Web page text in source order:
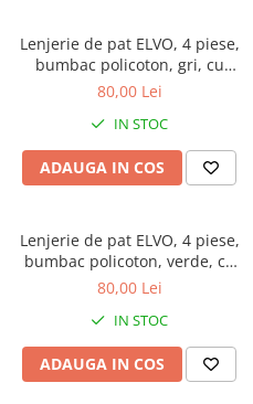
Lenjerie de pat ELVO, 4 piese,
bumbac policoton, gri, cu
carouri
80,00 Lei
IN STOC
ADAUGA IN COS
Lenjerie de pat ELVO, 4 piese,
bumbac policoton, verde, cu
animal print si forme
80,00 Lei
IN STOC
ADAUGA IN COS